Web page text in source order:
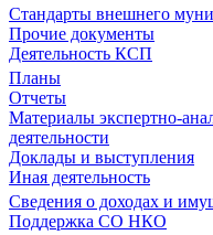
Стандарты внешнего
Прочие документы
Деятельность КСП
Планы
Отчеты
Материалы экспертно-
деятельности
Доклады и выступления
Иная деятельность
Сведения о доходах и
Поддержка СО НКО